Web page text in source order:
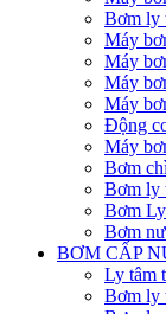
Bơm ly
Máy
​Máy
Máy
Máy
Động
​Máy
Bơm
Bơm ly
Bơm
Bơm
BƠM CẤP
Ly tâm
Bơm ly